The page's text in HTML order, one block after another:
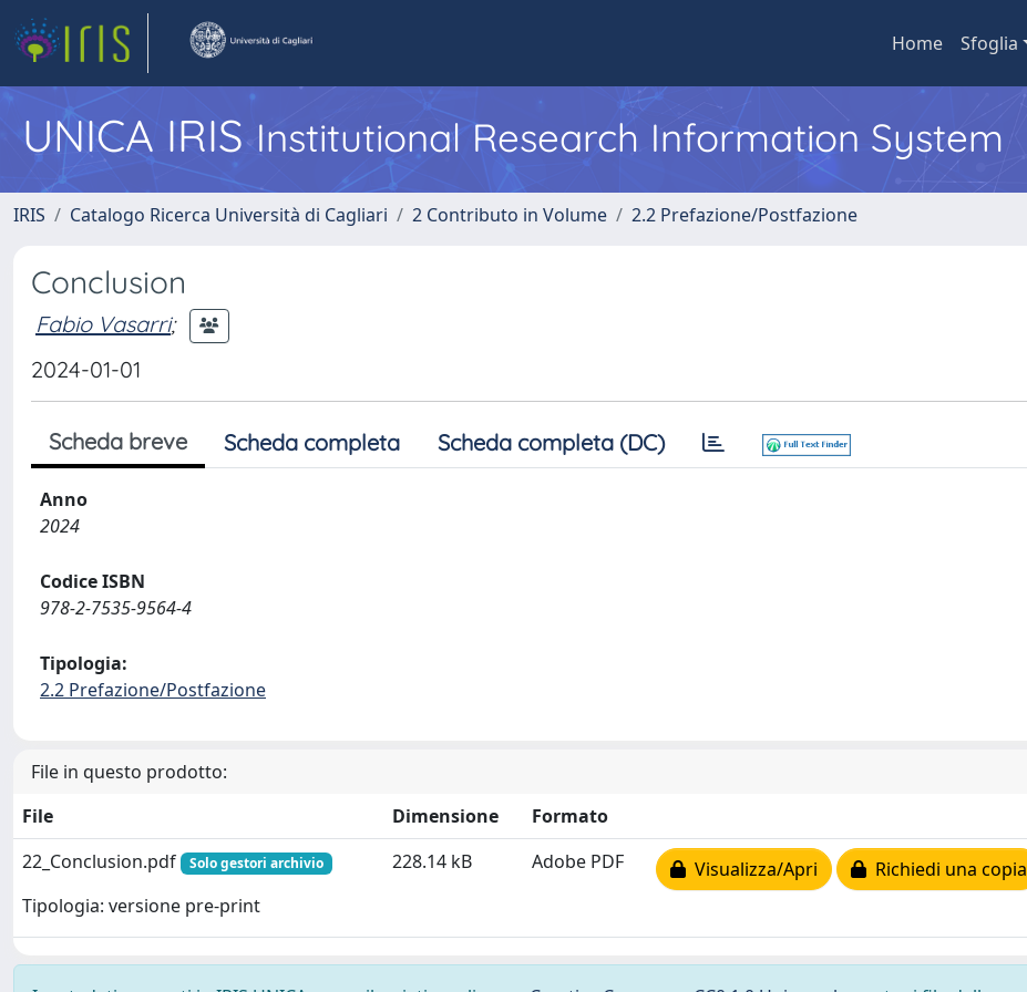
Home Sfoglia
UNICA IRISInstitutional Research Information System
IRIS Catalogo Ricerca Università di Cagliari 2 Contributo in Volume 2.2 Prefazione/Postfazione
Conclusion
Fabio Vasarri;
2024-01-01
Scheda breve Scheda completa Scheda completa (DC)
Anno
2024
Codice ISBN
978-2-7535-9564-4
Tipologia:
2.2 Prefazione/Postfazione
File in questo prodotto:
File
Dimensione
Formato
22_Conclusion.pdf
Solo gestori archivio
Tipologia: versione pre-print
228.14 kB Adobe PDF Visualizza/Apri Richiedi una copia